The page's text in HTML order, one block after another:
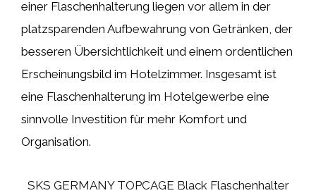
einer Flaschenhalterung liegen vor allem in der
platzsparenden Aufbewahrung von Getränken, der
besseren Übersichtlichkeit und einem ordentlichen
Erscheinungsbild im Hotelzimmer. Insgesamt ist
eine Flaschenhalterung im Hotelgewerbe eine
sinnvolle Investition für mehr Komfort und
Organisation.
SKS GERMANY TOPCAGE Black Flaschenhalter